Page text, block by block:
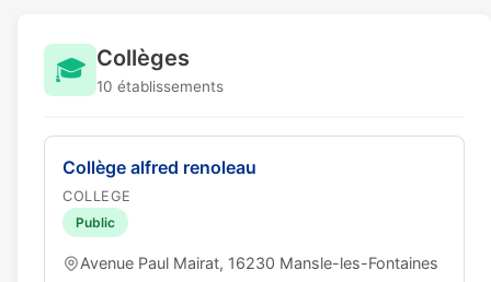
🎓 Collèges
10 établissements
Collège alfred renoleau
COLLEGE
Public
Avenue Paul Mairat, 16230 Mansle-les-Fontaines